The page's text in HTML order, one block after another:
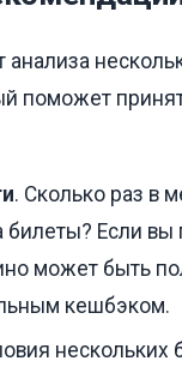
поможет
. Сколько раз в
билеты? Если
может быть
кешбэком.
нескольких